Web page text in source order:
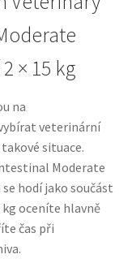
bez obilovin
× 15 kg
na
veterinární
situace.
Moderate
hodí jako součást
oceníte hlavně
čas při